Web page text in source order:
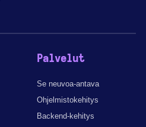
Palvelut
Se neuvoa-antava
Ohjelmistokehitys
Backend-kehitys